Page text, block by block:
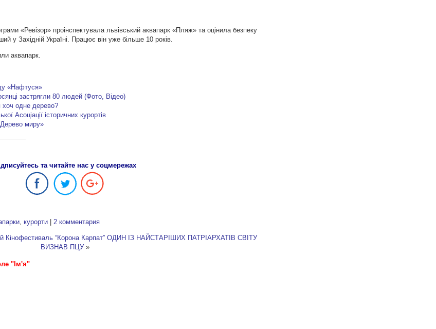
«Ревізор» проінспектувала львівський аквапарк «Пляж» та оцінила безпеку
у Західній Україні. Працює він уже більше 10 років.
аквапарк.
«Нафтуся»
застрягли 80 людей (Фото, Відео)
хоч одне дерево?
Асоціації історичних курортів
миру»
та читайте нас у соцмережах
,курорти | 2 комментария
Кінофестиваль “Корона Карпат” ОДИН ІЗ НАЙСТАРІШИХ ПАТРІАРХАТІВ СВІТУ
ВИЗНАВ ПЦУ»
"Ім'я"